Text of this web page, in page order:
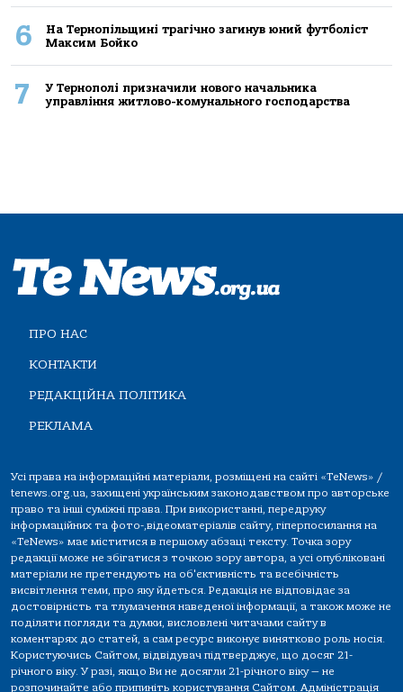
6
На Тернопільщині трагічно загинув юний футболіст
Максим Бойко
7
У Тернополі призначили нового начальника
управління житлово-комунального господарства
ПРО НАС
КОНТАКТИ
РЕДАКЦІЙНА ПОЛІТИКА
РЕКЛАМА
Усі права на інформаційні матеріали, розміщені на сайті «TeNews» /
tenews.org.ua, захищені українським законодавством про авторське
право та інші суміжні права. При використанні, передруку
інформаційних та фото-,відеоматеріалів сайту, гіперпосилання на
«TeNews» має міститися в першому абзаці тексту. Точка зору
редакції може не збігатися з точкою зору автора, а усі опубліковані
матеріали не претендують на об'єктивність та всебічність
висвітлення теми, про яку йдеться. Редакція не відповідає за
достовірність та тлумачення наведеної інформації, а також може не
поділяти погляди та думки, висловлені читачами сайту в
коментарях до статей, а сам ресурс виконує винятково роль носія.
Користуючись Сайтом, відвідувач підтверджує, що досяг 21-
річного віку. У разі, якщо Ви не досягли 21-річного віку — не
розпочинайте або припиніть користування Сайтом. Адміністрація